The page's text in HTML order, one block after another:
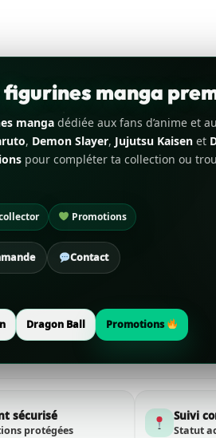
manga
manga dédiée aux fans d’anime et
, Demon Slayer, Jujutsu Kaisen et
pour compléter ta collection ou
Promotions
Contact
Dragon Ball Promotions
sécurisé
protégées
Suivi
Statut